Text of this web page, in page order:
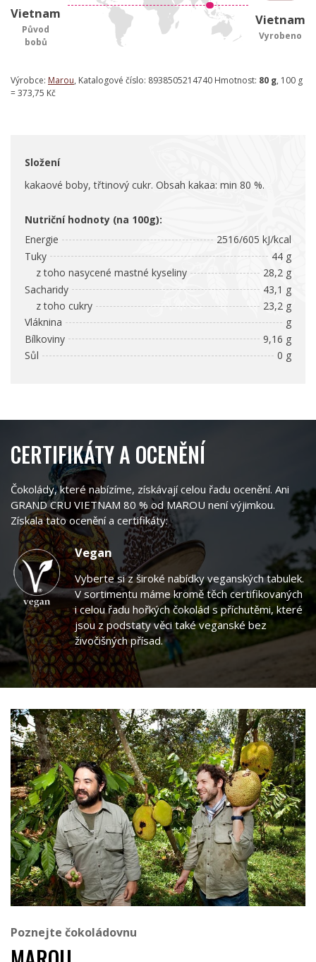
Vietnam
Původ
bobů
Vietnam
Vyrobeno
Výrobce: Marou, Katalogové číslo: 8938505214740 Hmotnost: 80 g, 100 g
= 373,75 Kč
Složení
kakaové boby, třtinový cukr. Obsah kakaa: min 80 %.
Nutriční hodnoty (na 100g):
Energie
2516/605 kJ/kcal
Tuky
44 g
z toho nasycené mastné kyseliny
28,2 g
Sacharidy
43,1 g
z toho cukry
23,2 g
Vláknina
g
Bílkoviny
9,16 g
Sůl
0 g
CERTIFIKÁTY A OCENĚNÍ
Čokolády, které nabízíme, získávají celou řadu ocenění. Ani
GRAND CRU VIETNAM 80 % od MAROU není výjimkou.
Získala tato ocenění a certifikáty:
Vegan
Vyberte si z široké nabídky veganských tabulek.
V sortimentu máme kromě těch certifikovaných
i celou řadu hořkých čokolád s příchutěmi, které
jsou z podstaty věci také veganské bez
živočišných přísad.
Poznejte čokoládovnu